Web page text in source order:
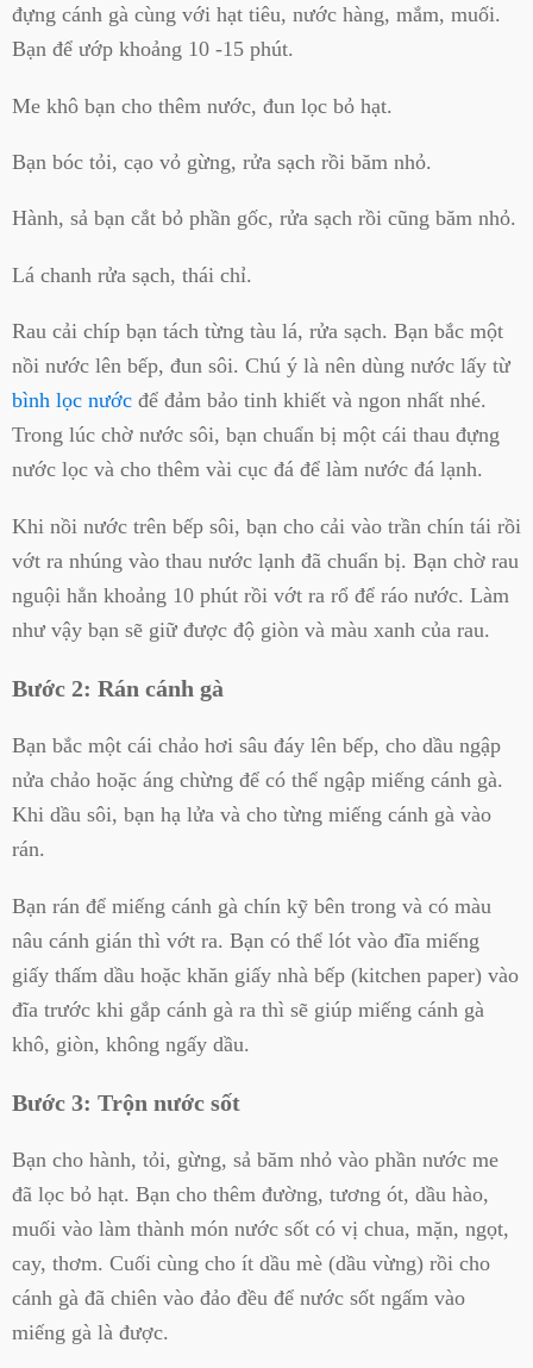
đựng cánh gà cùng với hạt tiêu, nước hàng, mắm, muối.
Bạn để ướp khoảng 10 -15 phút.
Me khô bạn cho thêm nước, đun lọc bỏ hạt.
Bạn bóc tỏi, cạo vỏ gừng, rửa sạch rồi băm nhỏ.
Hành, sả bạn cắt bỏ phần gốc, rửa sạch rồi cũng băm nhỏ.
Lá chanh rửa sạch, thái chỉ.
Rau cải chíp bạn tách từng tàu lá, rửa sạch. Bạn bắc một
nồi nước lên bếp, đun sôi. Chú ý là nên dùng nước lấy từ
bình lọc nước để đảm bảo tinh khiết và ngon nhất nhé.
Trong lúc chờ nước sôi, bạn chuẩn bị một cái thau đựng
nước lọc và cho thêm vài cục đá để làm nước đá lạnh.
Khi nồi nước trên bếp sôi, bạn cho cải vào trần chín tái rồi
vớt ra nhúng vào thau nước lạnh đã chuẩn bị. Bạn chờ rau
nguội hẳn khoảng 10 phút rồi vớt ra rổ để ráo nước. Làm
như vậy bạn sẽ giữ được độ giòn và màu xanh của rau.
Bước 2: Rán cánh gà
Bạn bắc một cái chảo hơi sâu đáy lên bếp, cho dầu ngập
nửa chảo hoặc áng chừng để có thể ngập miếng cánh gà.
Khi dầu sôi, bạn hạ lửa và cho từng miếng cánh gà vào
rán.
Bạn rán để miếng cánh gà chín kỹ bên trong và có màu
nâu cánh gián thì vớt ra. Bạn có thể lót vào đĩa miếng
giấy thấm dầu hoặc khăn giấy nhà bếp (kitchen paper) vào
đĩa trước khi gắp cánh gà ra thì sẽ giúp miếng cánh gà
khô, giòn, không ngấy dầu.
Bước 3: Trộn nước sốt
Bạn cho hành, tỏi, gừng, sả băm nhỏ vào phần nước me
đã lọc bỏ hạt. Bạn cho thêm đường, tương ót, dầu hào,
muối vào làm thành món nước sốt có vị chua, mặn, ngọt,
cay, thơm. Cuối cùng cho ít dầu mè (dầu vừng) rồi cho
cánh gà đã chiên vào đảo đều để nước sốt ngấm vào
miếng gà là được.